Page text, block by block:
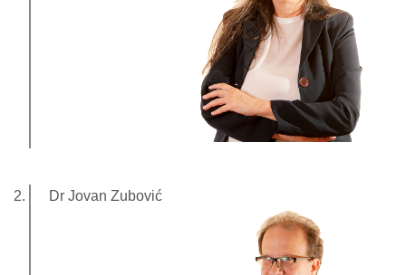
Dr Jovan Zubović